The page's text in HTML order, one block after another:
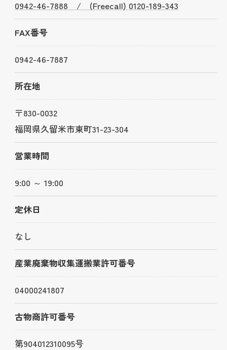
0942-46-7888 / (Freecall) 0120-189-343
FAX番号
0942-46-7887
所在地
〒830-0032
福岡県久留米市東町31-23-304
営業時間
9:00 ～ 19:00
定休日
なし
産業廃棄物収集運搬業許可番号
04000241807
古物商許可番号
第904012310095号